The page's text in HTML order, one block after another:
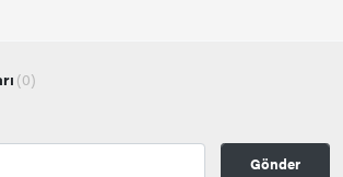
(0)
Gönder